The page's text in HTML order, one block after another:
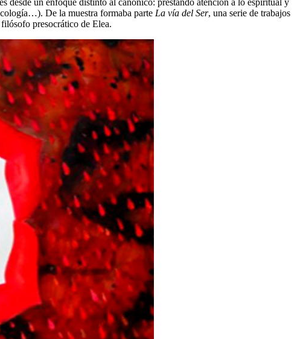
desde un enfoque distinto al canónico: prestando atención a lo espiritual y
De la muestra formaba parte La vía del Ser, una serie de trabajos
presocrático de Elea.